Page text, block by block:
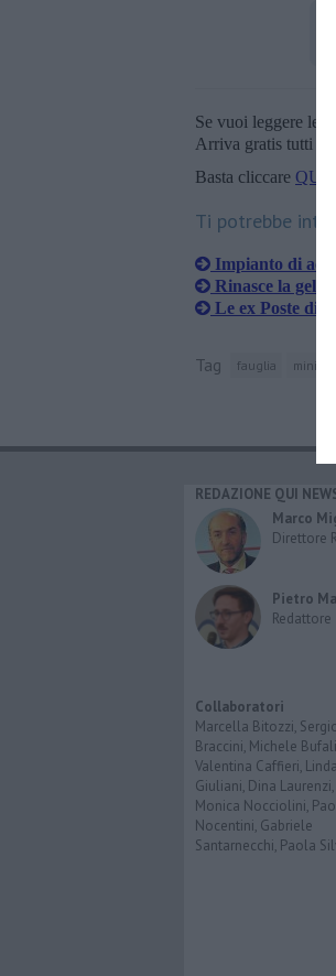
Se vuoi leggere le
Arriva gratis tutti i
Basta cliccare QUI
Ti potrebbe
Impianto di
Rinasce la
Le ex Poste
Tag fauglia
REDAZIONE QUI
Marco
Direttore
Pietro
Redattore
Collaboratori
Marcella Bitozzi,
Braccini, Michele
Valentina Caffieri, Linda
Giuliani, Dina Laurenzi,
Monica Nocciolini,
Nocentini, Gabriele
Santarnecchi, Paola